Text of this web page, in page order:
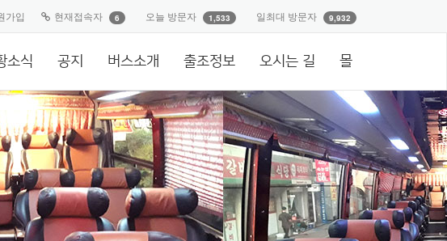
가입 현재접속자 6 오늘 방문자 1,533 일최대 방문자 9,932
소식 공지 버스소개 출조정보 오시는 길 몰